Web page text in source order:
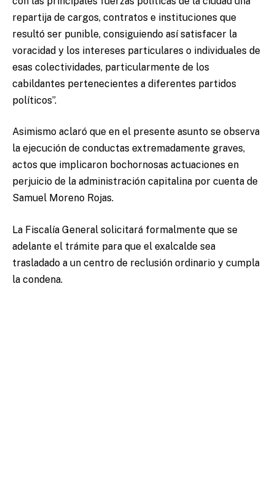
repartija de cargos, contratos e instituciones que
resultó ser punible, consiguiendo así satisfacer la
voracidad y los intereses particulares o individuales de
esas colectividades, particularmente de los
cabildantes pertenecientes a diferentes partidos
políticos”.
Asimismo aclaró que en el presente asunto se observa
la ejecución de conductas extremadamente graves,
actos que implicaron bochornosas actuaciones en
perjuicio de la administración capitalina por cuenta de
Samuel Moreno Rojas.
La Fiscalía General solicitará formalmente que se
adelante el trámite para que el exalcalde sea
trasladado a un centro de reclusión ordinario y cumpla
la condena.